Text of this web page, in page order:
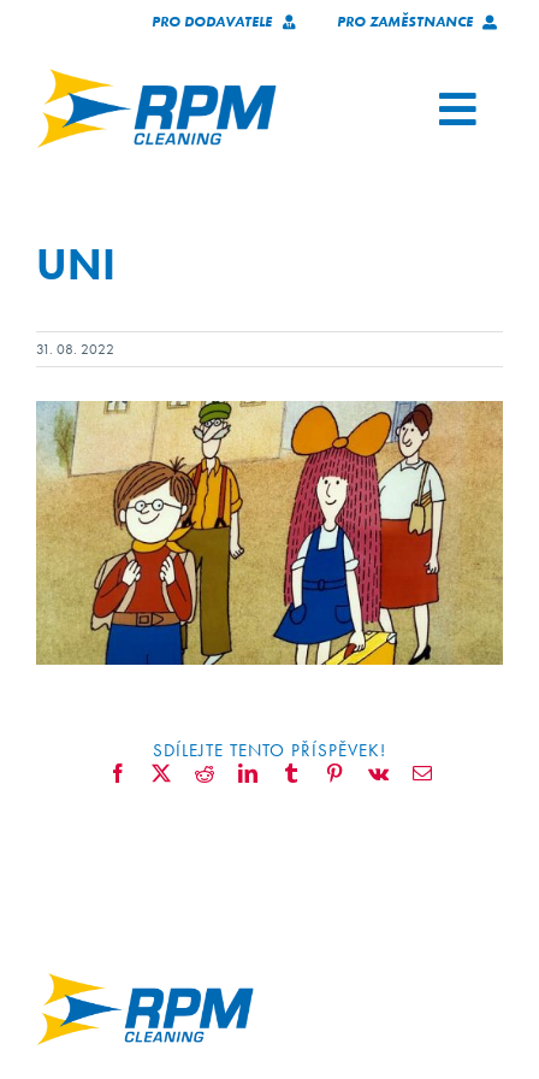
PRO DODAVATELE PRO ZAMĚSTNANCE
OUR CLIENTS
WHO WE ARE
TECHNOLOGY
JOIN OUR TEAM
CONTACT
UNI
31. 08. 2022
SDÍLEJTE TENTO PŘÍSPĚVEK!
Facebook
X RedditLinkedIn TumblrPinterestVk Email